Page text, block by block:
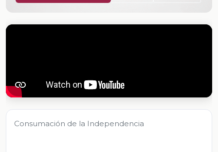
Consumación de la Independencia